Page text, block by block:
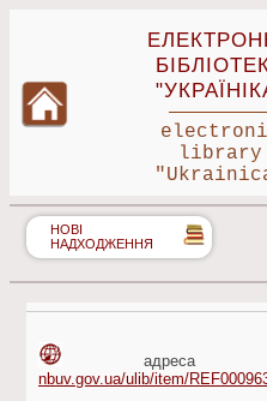
library
НОВІ
НАДХОДЖЕННЯ
адреса
nbuv.gov.ua/ulib/item/